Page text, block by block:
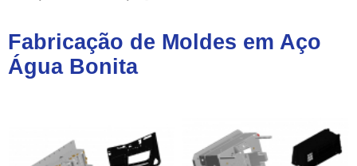
Fabricação de Moldes em Aço
Água Bonita